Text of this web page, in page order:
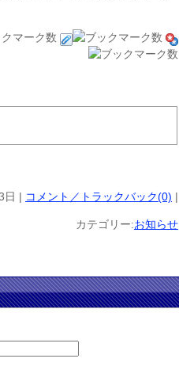
日 | コメント／トラックバック(0) |
カテゴリー:お知らせ